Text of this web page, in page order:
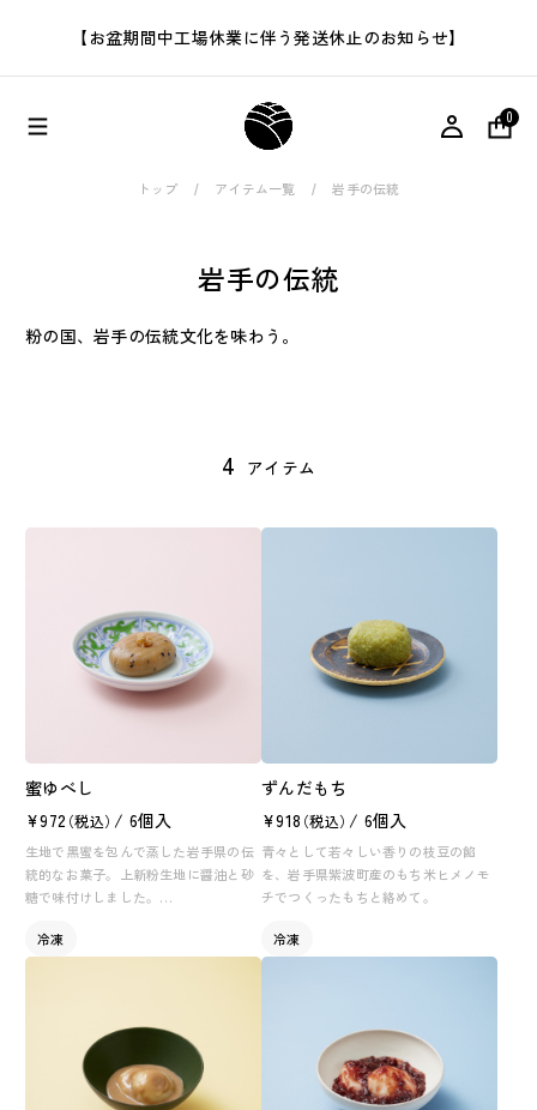
【お盆期間中工場休業に伴う発送休止のお知らせ】
0
トップ アイテム一覧 岩手の伝統
岩手の伝統
粉の国、岩手の伝統文化を味わう。
4 アイテム
蜜ゆべし
¥972（税込）/ 6個入
生地で黒蜜を包んで蒸した岩手県の伝
統的なお菓子。上新粉生地に醤油と砂
糖で味付けしました。
冷凍
ずんだもち
¥918（税込）/ 6個入
青々として若々しい香りの枝豆の餡
を、岩手県紫波町産のもち米ヒメノモ
冷凍